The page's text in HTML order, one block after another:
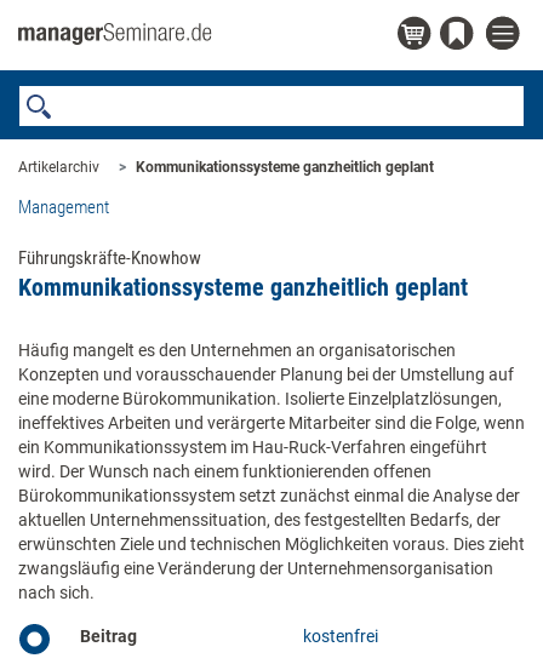
Artikelarchiv Kommunikationssysteme ganzheitlich geplant
Management
Führungskräfte-Knowhow
Kommunikationssysteme ganzheitlich geplant
Häufig mangelt es den Unternehmen an organisatorischen
Konzepten und vorausschauender Planung bei der Umstellung auf
eine moderne Bürokommunikation. Isolierte Einzelplatzlösungen,
ineffektives Arbeiten und verärgerte Mitarbeiter sind die Folge, wenn
ein Kommunikationssystem im Hau-Ruck-Verfahren eingeführt
wird. Der Wunsch nach einem funktionierenden offenen
Bürokommunikationssystem setzt zunächst einmal die Analyse der
aktuellen Unternehmenssituation, des festgestellten Bedarfs, der
erwünschten Ziele und technischen Möglichkeiten voraus. Dies zieht
zwangsläufig eine Veränderung der Unternehmensorganisation
nach sich.
Beitrag kostenfrei